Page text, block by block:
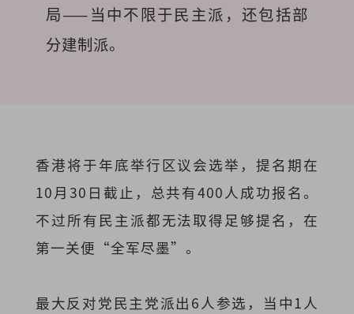
局——当中不限于民主派，还包括部
分建制派。
香港将于年底举行区议会选举，提名期在
10月30日截止，总共有400人成功报名。
不过所有民主派都无法取得足够提名，在
第一关便“全军尽墨”。
最大反对党民主党派出6人参选，当中1人